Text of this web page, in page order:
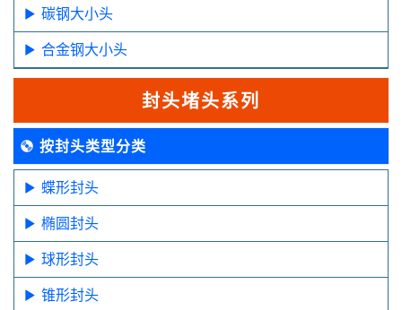
碳钢大小头
合金钢大小头
封头堵头系列
按封头类型分类
蝶形封头
椭圆封头
球形封头
锥形封头